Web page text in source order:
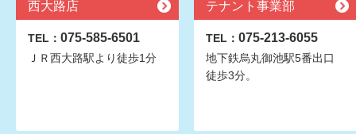
西大路店
TEL： 075-585-6501
ＪＲ西大路駅より徒歩1分
テナント事業部
TEL： 075-213-6055
地下鉄烏丸御池駅5番出口
徒歩3分。